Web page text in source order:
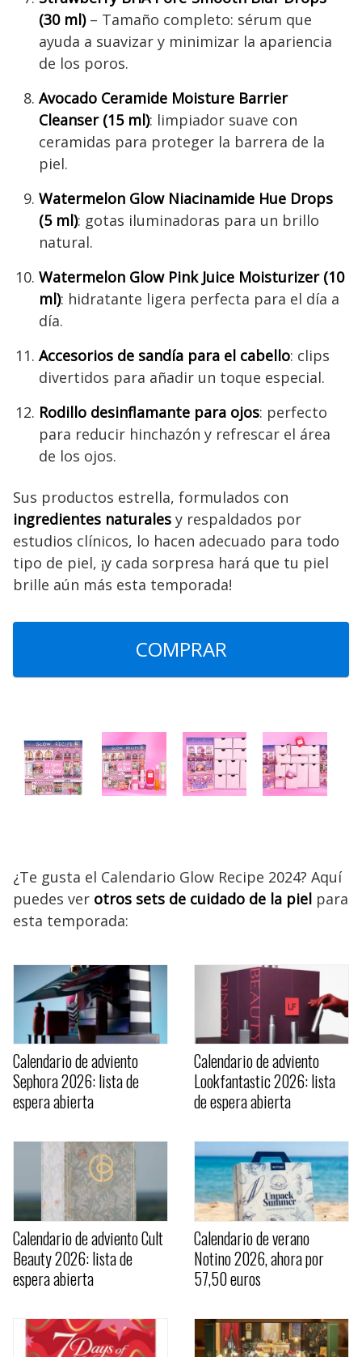
(30 ml)– Tamaño completo: sérum que
ayuda a suavizar y minimizar la apariencia
de los poros.
Avocado Ceramide Moisture Barrier
Cleanser (15 ml): limpiador suave con
ceramidas para proteger la barrera de la
piel.
Watermelon Glow Niacinamide Hue Drops
(5 ml): gotas iluminadoras para un brillo
natural.
Watermelon Glow Pink Juice Moisturizer (10
ml): hidratante ligera perfecta para el día a
día.
Accesorios de sandía para el cabello: clips
divertidos para añadir un toque especial.
Rodillo desinflamante para ojos: perfecto
para reducir hinchazón y refrescar el área
de los ojos.
Sus productos estrella, formulados con
ingredientes naturales y respaldados por
estudios clínicos, lo hacen adecuado para todo
tipo de piel, ¡y cada sorpresa hará que tu piel
brille aún más esta temporada!
COMPRAR
¿Te gusta el Calendario Glow Recipe 2024? Aquí
puedes ver otros sets de cuidado de la piel para
esta temporada:
Calendario de adviento
Sephora 2026: lista de
espera abierta
Calendario de adviento
Lookfantastic 2026: lista
de espera abierta
Calendario de adviento Cult
Beauty 2026: lista de
espera abierta
Calendario de verano
Notino 2026, ahora por
57,50 euros